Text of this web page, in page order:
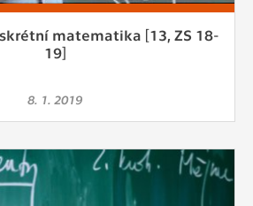
matematika [13, ZS 18-
19]
8. 1. 2019